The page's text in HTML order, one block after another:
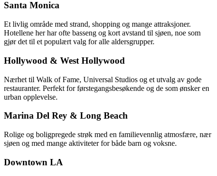
Santa Monica
Et livlig område med strand, shopping og mange attraksjoner.
Hotellene her har ofte basseng og kort avstand til sjøen, noe som
gjør det til et populært valg for alle aldersgrupper.
Hollywood & West Hollywood
Nærhet til Walk of Fame, Universal Studios og et utvalg av gode
restauranter. Perfekt for førstegangsbesøkende og de som ønsker en
urban opplevelse.
Marina Del Rey & Long Beach
Rolige og boligpregede strøk med en familievennlig atmosfære, nær
sjøen og med mange aktiviteter for både barn og voksne.
Downtown LA